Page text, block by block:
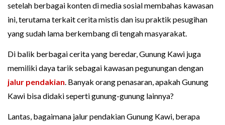
setelah berbagai konten di media sosial membahas kawasan
ini, terutama terkait cerita mistis dan isu praktik pesugihan
yang sudah lama berkembang di tengah masyarakat.
Di balik berbagai cerita yang beredar, Gunung Kawi juga
memiliki daya tarik sebagai kawasan pegunungan dengan
jalur pendakian. Banyak orang penasaran, apakah Gunung
Kawi bisa didaki seperti gunung-gunung lainnya?
Lantas, bagaimana jalur pendakian Gunung Kawi, berapa